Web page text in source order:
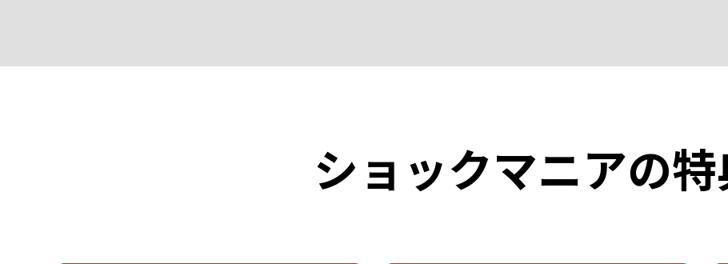
ショックマニアの